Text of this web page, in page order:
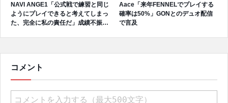
NAVI ANGE1「公式戦で練習と同じ
ようにプレイできると考えてしまっ
た、完全に私の責任だ」成績不振を
Aace「来年FENNELでプレイする
確率は50%」GONとのデュオ配信
で言及
コメント